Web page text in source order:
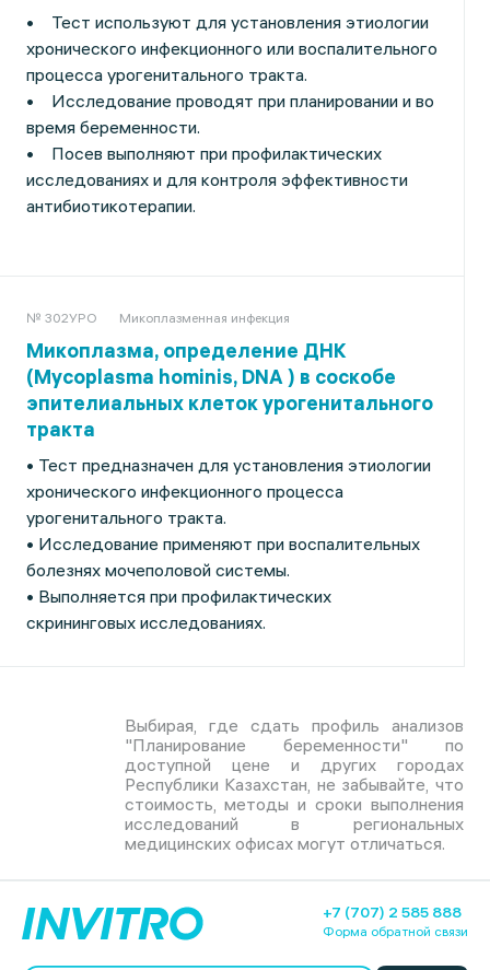
• Тест используют для установления этиологии
хронического инфекционного или воспалительного
процесса урогенитального тракта.
• Исследование проводят при планировании и во
время беременности.
• Посев выполняют при профилактических
исследованиях и для контроля эффективности
антибиотикотерапии.
№ 302УРО Микоплазменная инфекция
Микоплазма, определение ДНК
(Mycoplasma hominis, DNA ) в соскобе
эпителиальных клеток урогенитального
тракта
• Тест предназначен для установления этиологии
хронического инфекционного процесса
урогенитального тракта.
• Исследование применяют при воспалительных
болезнях мочеполовой системы.
• Выполняется при профилактических
скрининговых исследованиях.
Выбирая, где сдать профиль анализов
"Планирование беременности" по
доступной цене и других городах
Республики Казахстан, не забывайте, что
стоимость, методы и сроки выполнения
исследований в региональных
медицинских офисах могут отличаться.
+7 (707) 2 585 888
Форма обратной связи